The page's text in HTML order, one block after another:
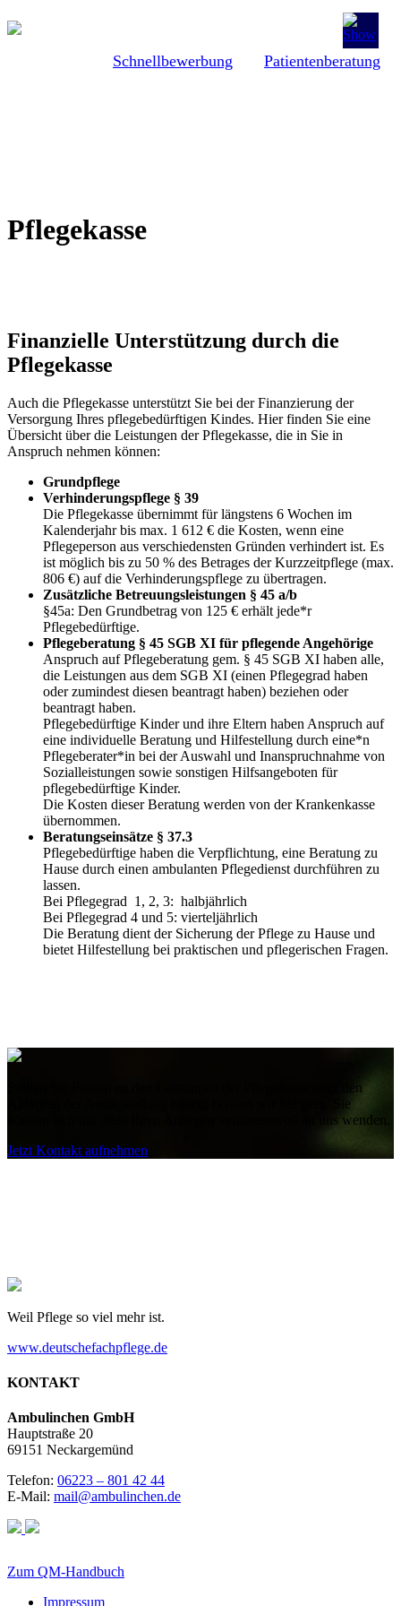
Schnellbewerbung Patientenberatung
Pflegekasse
Finanzielle Unterstützung durch die
Pflegekasse
Auch die Pflegekasse unterstützt Sie bei der Finanzierung der
Versorgung Ihres pflegebedürftigen Kindes. Hier finden Sie eine
Übersicht über die Leistungen der Pflegekasse, die in Sie in
Anspruch nehmen können:
Grundpflege
Verhinderungspflege § 39
Die Pflegekasse übernimmt für längstens 6 Wochen im
Kalenderjahr bis max. 1 612 € die Kosten, wenn eine
Pflegeperson aus verschiedensten Gründen verhindert ist. Es
ist möglich bis zu 50 % des Betrages der Kurzzeitpflege (max.
806 €) auf die Verhinderungspflege zu übertragen.
Zusätzliche Betreuungsleistungen § 45 a/b
§45a: Den Grundbetrag von 125 € erhält jede*r
Pflegebedürftige.
Pflegeberatung § 45 SGB XI für pflegende Angehörige
Anspruch auf Pflegeberatung gem. § 45 SGB XI haben alle,
die Leistungen aus dem SGB XI (einen Pflegegrad haben
oder zumindest diesen beantragt haben) beziehen oder
beantragt haben.
Pflegebedürftige Kinder und ihre Eltern haben Anspruch auf
eine individuelle Beratung und Hilfestellung durch eine*n
Pflegeberater*in bei der Auswahl und Inanspruchnahme von
Sozialleistungen sowie sonstigen Hilfsangeboten für
pflegebedürftige Kinder.
Die Kosten dieser Beratung werden von der Krankenkasse
übernommen.
Beratungseinsätze § 37.3
Pflegebedürftige haben die Verpflichtung, eine Beratung zu
Hause durch einen ambulanten Pflegedienst durchführen zu
lassen.
Bei Pflegegrad 1, 2, 3: halbjährlich
Bei Pflegegrad 4 und 5: vierteljährlich
Die Beratung dient der Sicherung der Pflege zu Hause und
bietet Hilfestellung bei praktischen und pflegerischen Fragen.
Sollten Sie Fragen zu den Leistungen der Pflegekasse oder den
Abläufen der Antragstellung haben, beraten wir Sie gern. Sie
können sich mit allen Ihren Anliegen vertrauensvoll an uns wenden.
Jetzt Kontakt aufnehmen
Weil Pflege so viel mehr ist.
www.deutschefachpflege.de
KONTAKT
Ambulinchen GmbH
Hauptstraße 20
69151 Neckargemünd
Telefon: 06223 – 801 42 44
E-Mail: mail@ambulinchen.de
Zum QM-Handbuch
Impressum